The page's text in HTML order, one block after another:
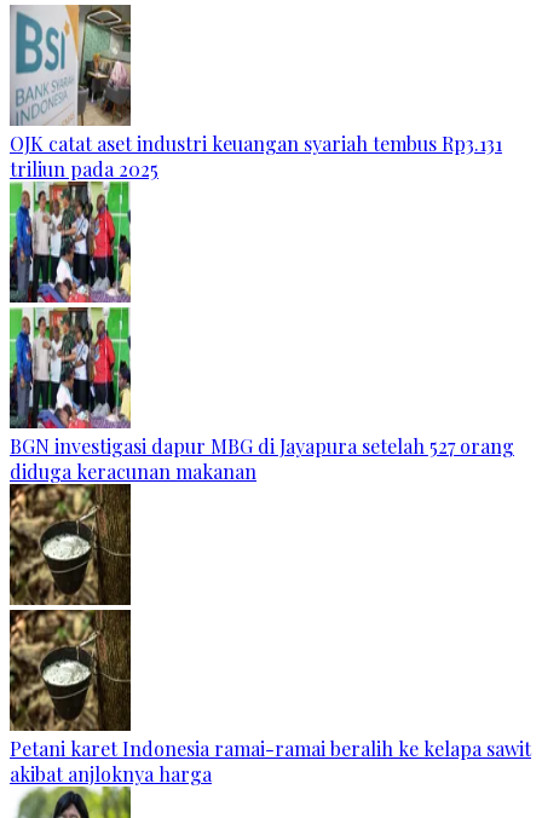
OJK catat aset industri keuangan syariah tembus Rp3.131
triliun pada 2025
BGN investigasi dapur MBG di Jayapura setelah 527 orang
diduga keracunan makanan
Petani karet Indonesia ramai-ramai beralih ke kelapa sawit
akibat anjloknya harga